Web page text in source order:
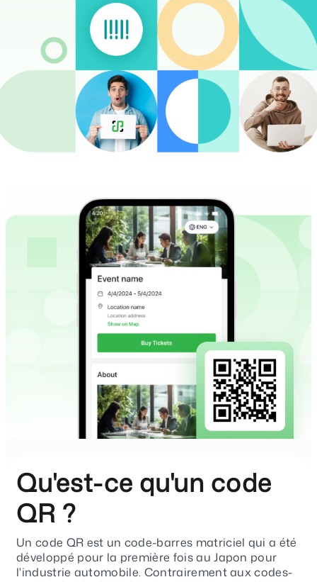
Qu'est-ce qu'un code
QR ?
Un code QR est un code-barres matriciel qui a été
développé pour la première fois au Japon pour
l'industrie automobile. Contrairement aux codes-